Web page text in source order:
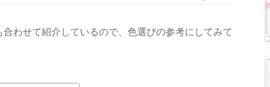
わせて紹介しているので、色選びの参考にしてみて